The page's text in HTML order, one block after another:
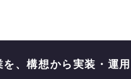
、構想から実装・運用